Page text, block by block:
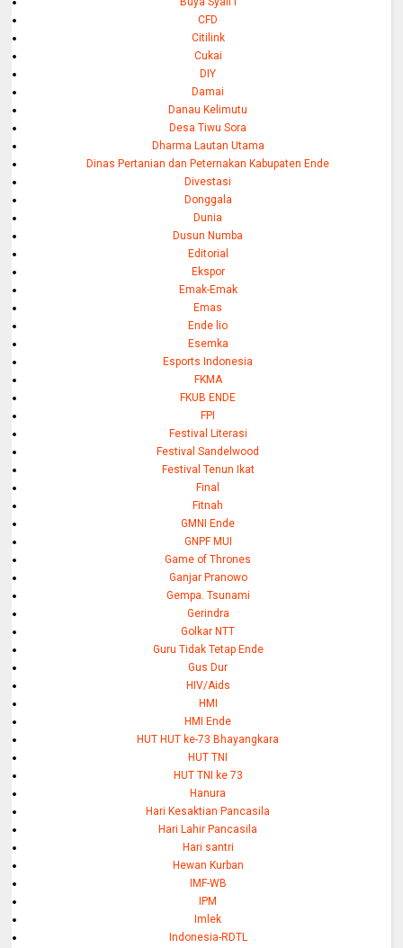
CFD
Citilink
Cukai
DIY
Damai
Danau Kelimutu
Desa Tiwu Sora
Dharma Lautan Utama
Dinas Pertanian dan Peternakan Kabupaten Ende
Divestasi
Donggala
Dunia
Dusun Numba
Editorial
Ekspor
Emak-Emak
Emas
Ende lio
Esemka
Esports Indonesia
FKMA
FKUB ENDE
FPI
Festival Literasi
Festival Sandelwood
Festival Tenun Ikat
Final
Fitnah
GMNI Ende
GNPF MUI
Game of Thrones
Ganjar Pranowo
Gempa. Tsunami
Gerindra
Golkar NTT
Guru Tidak Tetap Ende
Gus Dur
HIV/Aids
HMI
HMI Ende
HUT HUT ke-73 Bhayangkara
HUT TNI
HUT TNI ke 73
Hanura
Hari Kesaktian Pancasila
Hari Lahir Pancasila
Hari santri
Hewan Kurban
IMF-WB
IPM
Imlek
Indonesia-RDTL